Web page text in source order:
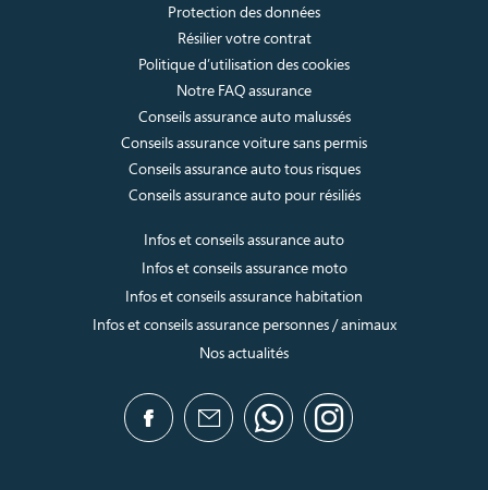
Protection des données
Résilier votre contrat
Politique d’utilisation des cookies
Notre FAQ assurance
Conseils assurance auto malussés
Conseils assurance voiture sans permis
Conseils assurance auto tous risques
Conseils assurance auto pour résiliés
Infos et conseils assurance auto
Infos et conseils assurance moto
Infos et conseils assurance habitation
Infos et conseils assurance personnes / animaux
Nos actualités